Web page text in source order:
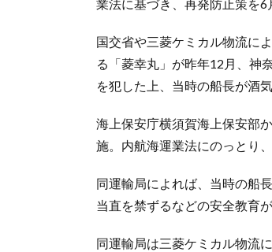
業法に基づき、再発防止策を6
国交省や三菱ケミカル物流に
る「菱幸丸」が昨年12月、神
を犯した上、当時の船長が酒
海上保安庁横須賀海上保安部
施。内航海運業法にのっとり
同運輸局によれば、当時の船
当直を禁ずるなどの安全教育
同運輸局は三菱ケミカル物流